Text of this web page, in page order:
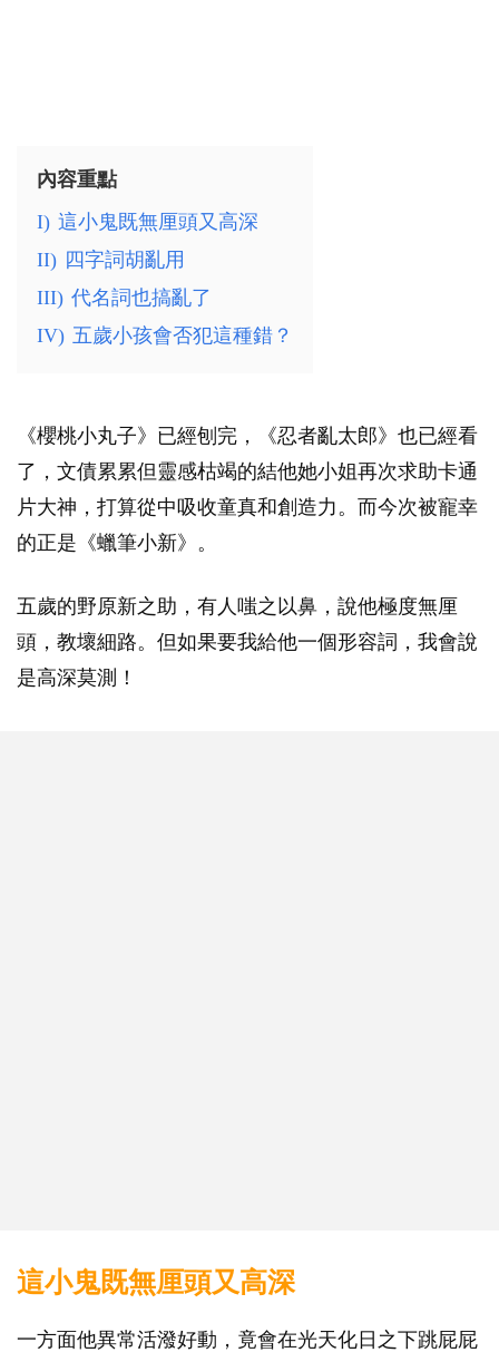
內容重點
I) 這小鬼既無厘頭又高深
II) 四字詞胡亂用
III) 代名詞也搞亂了
IV) 五歲小孩會否犯這種錯？
《櫻桃小丸子》已經刨完，《忍者亂太郎》也已經看
了，文債累累但靈感枯竭的結他她小姐再次求助卡通
片大神，打算從中吸收童真和創造力。而今次被寵幸
的正是《蠟筆小新》。
五歲的野原新之助，有人嗤之以鼻，說他極度無厘
頭，教壞細路。但如果要我給他一個形容詞，我會說
是高深莫測！
這小鬼既無厘頭又高深
一方面他異常活潑好動，竟會在光天化日之下跳屁屁